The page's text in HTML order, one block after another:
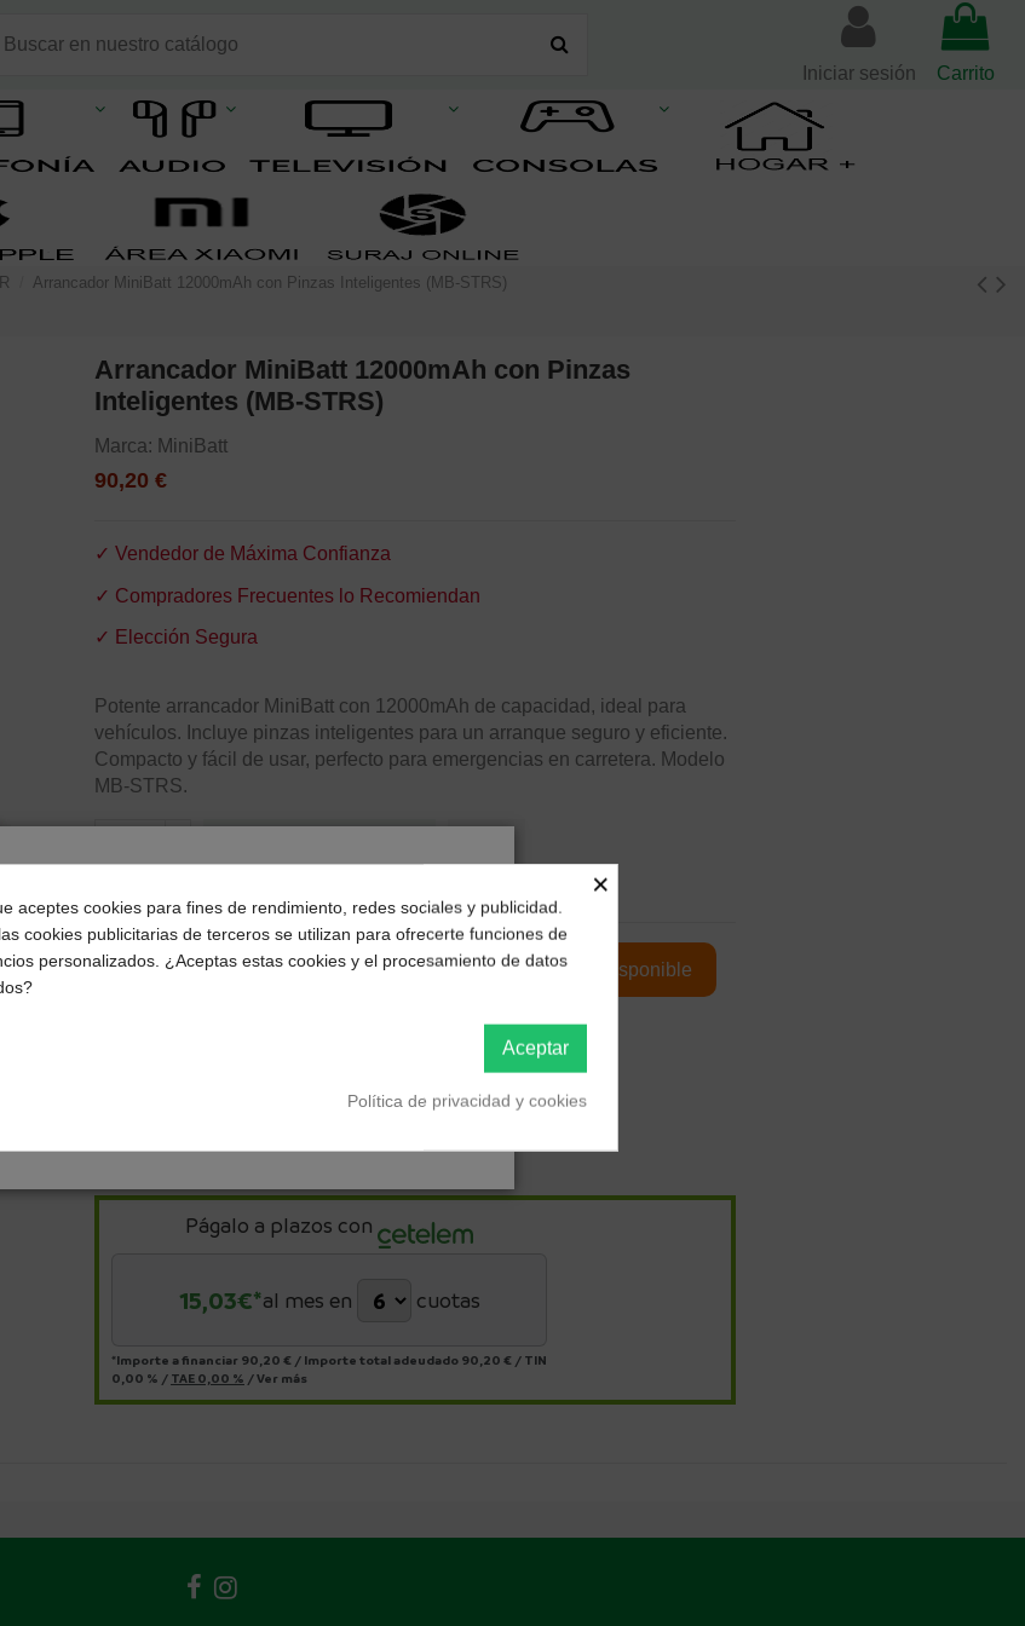
Iniciar sesión Carrito
Arrancador MiniBatt 12000mAh con Pinzas Inteligentes (MB-STRS)
Arrancador MiniBatt 12000mAh con Pinzas
Inteligentes (MB-STRS)
Marca: MiniBatt
90,20 €
✓ Vendedor de Máxima Confianza
✓ Compradores Frecuentes lo Recomiendan
✓ Elección Segura
Potente arrancador MiniBatt con 12000mAh de capacidad, ideal para
vehículos. Incluye pinzas inteligentes para un arranque seguro y eficiente.
Compacto y fácil de usar, perfecto para emergencias en carretera. Modelo
MB-STRS.
Págalo a plazos con
15,03€*al mes en cuotas
*Importe a financiar 90,20 € / Importe total adeudado 90,20 € / TIN
0,00 % / TAE 0,00 % /Ver más
deseas recibir tu pedido?
Selecciona tu ubicación para mostrarte los precios e
impuestos correctos para tu región.
×
aceptes cookies para fines de rendimiento, redes sociales y publicidad.
cookies publicitarias de terceros se utilizan para ofrecerte funciones de
personalizados. ¿Aceptas estas cookies y el procesamiento de datos
Aceptar
Política de privacidad y cookies